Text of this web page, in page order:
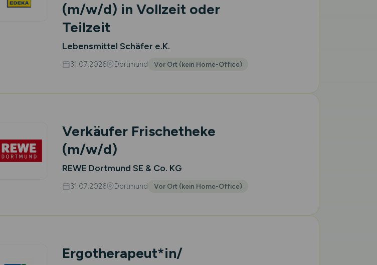
(m/w/d) in Vollzeit oder
Teilzeit
Lebensmittel Schäfer e.K.
31.07.2026 Dortmund Vor Ort (kein Home-Office)
Verkäufer Frischetheke
(m/w/d)
REWE Dortmund SE & Co. KG
31.07.2026 Dortmund Vor Ort (kein Home-Office)
Ergotherapeut*in/